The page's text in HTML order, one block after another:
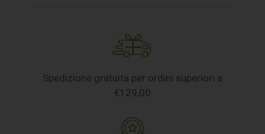
Spedizione gratuita per ordini superiori a
€129,00